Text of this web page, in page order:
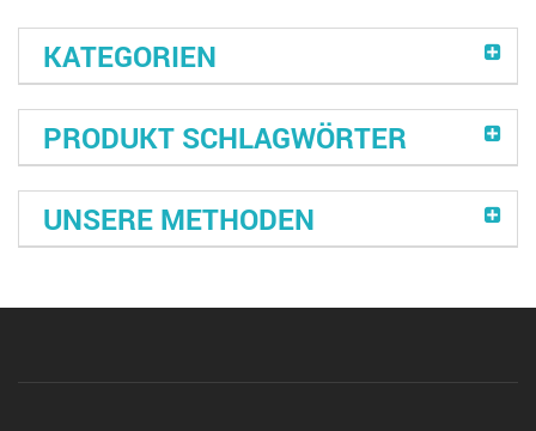
KATEGORIEN
PRODUKT SCHLAGWÖRTER
UNSERE METHODEN